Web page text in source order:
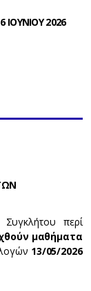
2026
περί
μαθήματα
13/05/2026